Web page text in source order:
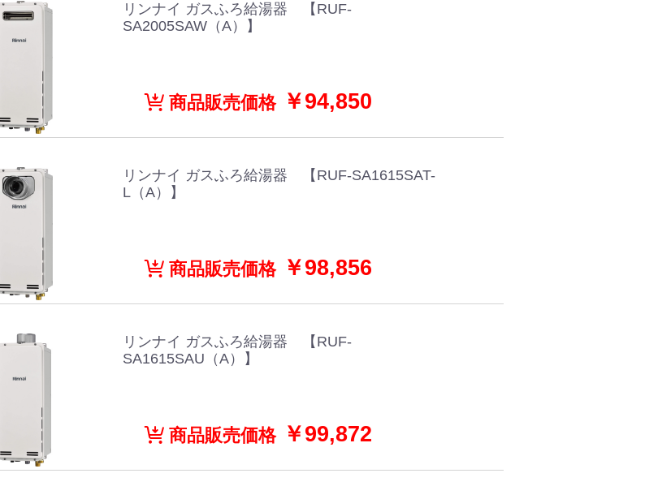
リンナイ ガスふろ給湯器 【RUF-
SA2005SAW（A）】
商品販売価格￥94,850
リンナイ ガスふろ給湯器 【RUF-SA1615SAT-
L（A）】
商品販売価格￥98,856
リンナイ ガスふろ給湯器 【RUF-
SA1615SAU（A）】
商品販売価格￥99,872